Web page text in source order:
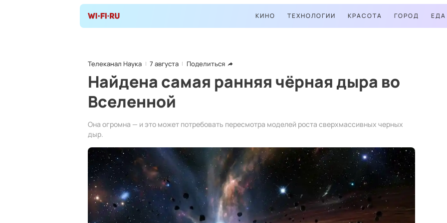
КИНО ТЕХНОЛОГИИ КРАСОТА ГОРОД ЕДА
Телеканал Наука 7 августа Поделиться
Найдена самая ранняя чёрная дыра во
Вселенной
Она огромна — и это может потребовать пересмотра моделей роста сверхмассивных черных
дыр.